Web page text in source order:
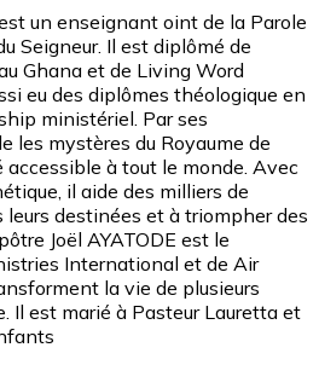
un enseignant oint de la Parole
Seigneur. Il est diplômé de
Ghana et de Living Word
eu des diplômes théologique en
ministériel. Par ses
les mystères du Royaume de
à tout le monde. Avec
il aide des milliers de
destinées et à triompher des
Joël AYATODE est le
International et de Air
la vie de plusieurs
Il est marié à Pasteur Lauretta et